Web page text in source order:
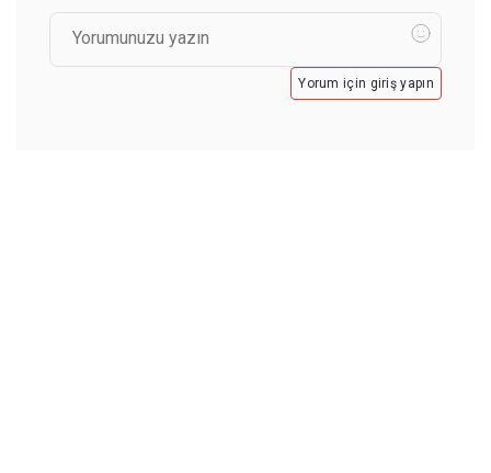
Yorum için giriş yapın